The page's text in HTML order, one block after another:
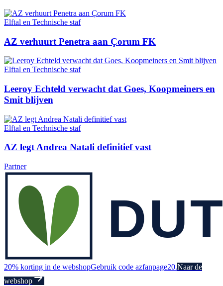
Elftal en Technische staf
AZ verhuurt Penetra aan Çorum FK
Elftal en Technische staf
Leeroy Echteld verwacht dat Goes, Koopmeiners en
Smit blijven
Elftal en Technische staf
AZ legt Andrea Natali definitief vast
Partner
20% korting in de webshopGebruik code azfanpage20.Naar de
webshop